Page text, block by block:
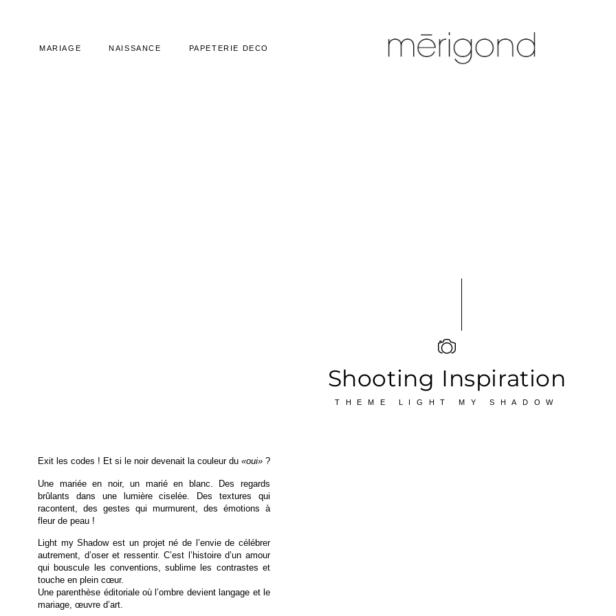
MARIAGE NAISSANCE PAPETERIE DECO
Shooting Inspiration
THEME LIGHT MY SHADOW
Exit les codes ! Et si le noir devenait la couleur du «oui» ?
Une mariée en noir, un marié en blanc. Des regards
brûlants dans une lumière ciselée. Des textures qui
racontent, des gestes qui murmurent, des émotions à
fleur de peau !
Light my Shadowest un projet né de l’envie de célébrer
autrement, d’oser et ressentir. C’est l’histoire d’un amour
qui bouscule les conventions, sublime les contrastes et
touche en plein cœur.
Une parenthèse éditoriale où l’ombre devient langage et le
mariage, œuvre d’art.